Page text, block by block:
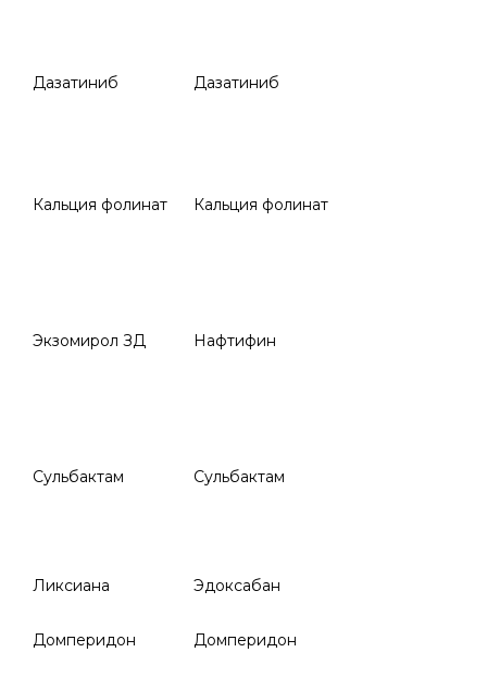
Дазатиниб Дазатиниб
Кальция фолинат Кальция фолинат
Экзомирол ЗД Нафтифин
Сульбактам Сульбактам
Ликсиана Эдоксабан
Домперидон Домперидон